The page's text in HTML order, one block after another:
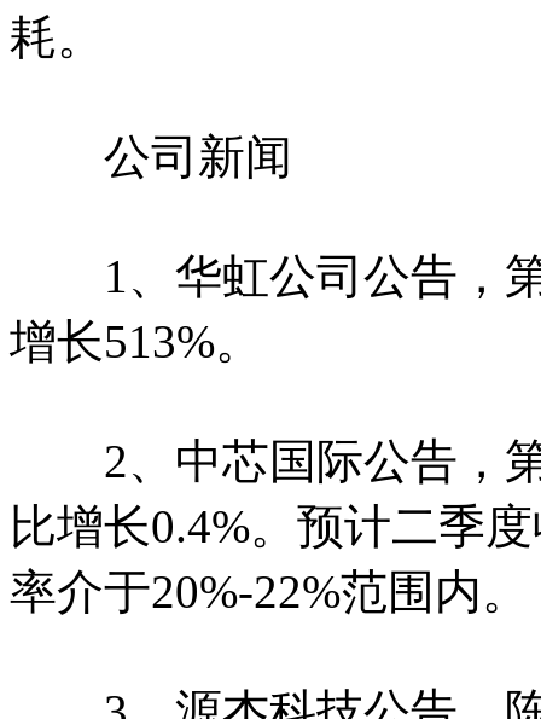
耗。
公司新闻
1、华虹公司公告，第
增长513%。
2、中芯国际公告，第
比增长0.4%。预计二季
率介于20%-22%范围内。